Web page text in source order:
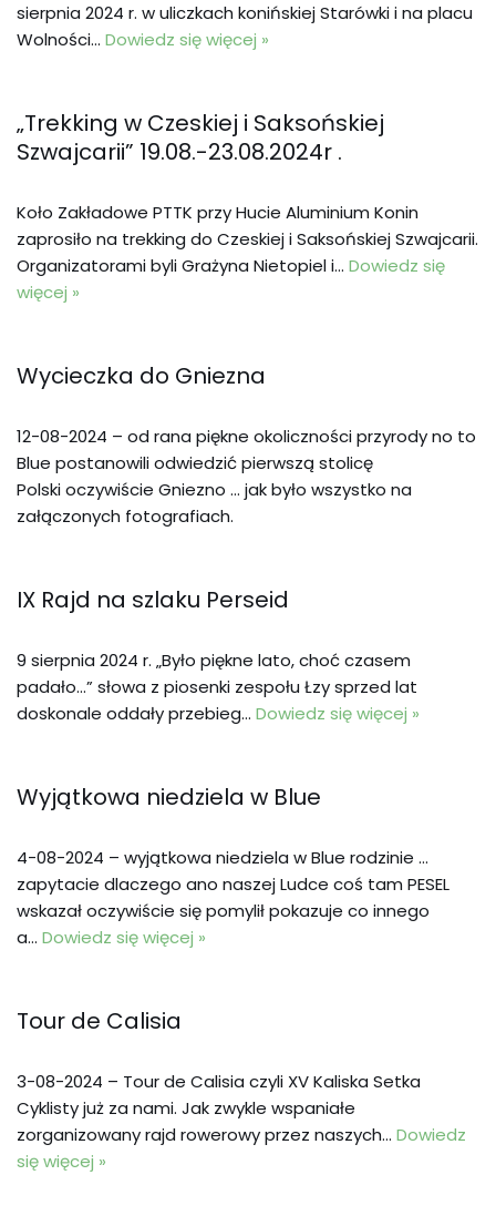
sierpnia 2024 r. w uliczkach konińskiej Starówki i na placu
Wolności… Dowiedz się więcej »
„Trekking w Czeskiej i Saksońskiej
Szwajcarii” 19.08.-23.08.2024r .
Koło Zakładowe PTTK przy Hucie Aluminium Konin
zaprosiło na trekking do Czeskiej i Saksońskiej Szwajcarii.
Organizatorami byli Grażyna Nietopiel i… Dowiedz się
więcej »
Wycieczka do Gniezna
12-08-2024 – od rana piękne okoliczności przyrody no to
Blue postanowili odwiedzić pierwszą stolicę
Polski oczywiście Gniezno … jak było wszystko na
załączonych fotografiach.
IX Rajd na szlaku Perseid
9 sierpnia 2024 r. „Było piękne lato, choć czasem
padało…” słowa z piosenki zespołu Łzy sprzed lat
doskonale oddały przebieg… Dowiedz się więcej »
Wyjątkowa niedziela w Blue
4-08-2024 – wyjątkowa niedziela w Blue rodzinie …
zapytacie dlaczego ano naszej Ludce coś tam PESEL
wskazał oczywiście się pomylił pokazuje co innego
a… Dowiedz się więcej »
Tour de Calisia
3-08-2024 – Tour de Calisia czyli XV Kaliska Setka
Cyklisty już za nami. Jak zwykle wspaniałe
zorganizowany rajd rowerowy przez naszych… Dowiedz
się więcej »